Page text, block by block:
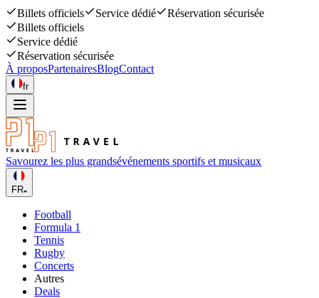
Billets officiels Service dédié
Réservation sécurisée
Billets officiels
Service dédié
Réservation sécurisée
À proposPartenairesBlogContact
fr
Savourez les plus grandsévénements sportifs et musicaux
FR
Football
Formula 1
Tennis
Rugby
Concerts
Autres
Deals